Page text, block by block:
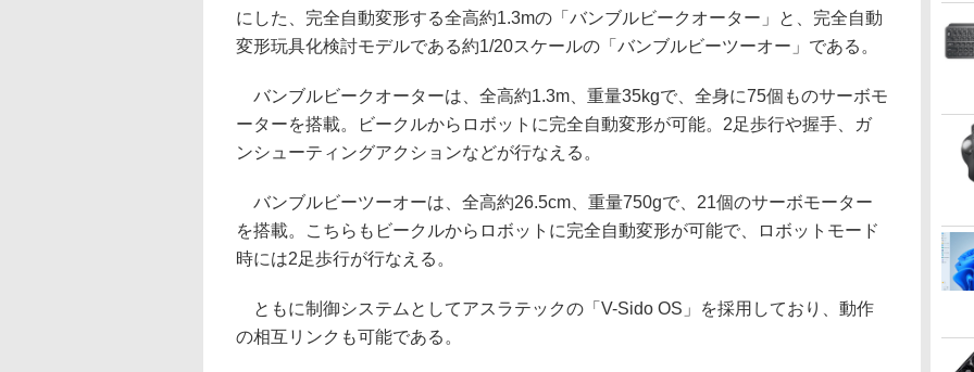
にした、完全自動変形する全高約1.3mの「バンブルビークオーター」と、完全自動
変形玩具化検討モデルである約1/20スケールの「バンブルビーツーオー」である。
バンブルビークオーターは、全高約1.3m、重量35kgで、全身に75個ものサーボモ
ーターを搭載。ビークルからロボットに完全自動変形が可能。2足歩行や握手、ガ
ンシューティングアクションなどが行なえる。
バンブルビーツーオーは、全高約26.5cm、重量750gで、21個のサーボモーター
を搭載。こちらもビークルからロボットに完全自動変形が可能で、ロボットモード
時には2足歩行が行なえる。
ともに制御システムとしてアスラテックの「V-Sido OS」を採用しており、動作
の相互リンクも可能である。